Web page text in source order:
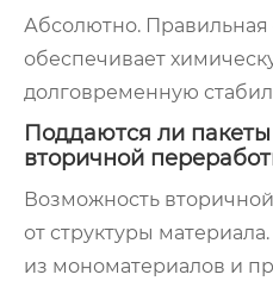
Абсолютно. Правильная
обеспечивает
долговременную
Поддаются ли
вторичной
Возможность
от структуры
из мономатериалов и